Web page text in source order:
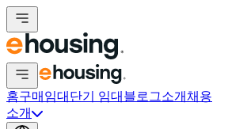
홈구매 임대 단기 임대 블로그소개 채용
소개